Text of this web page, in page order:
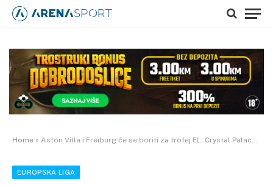
Home » Aston Villa i Freiburg će se boriti za trofej EL, Crystal Palace i Rayo Vallecano u finalu KL
EUROPSKA LIGA